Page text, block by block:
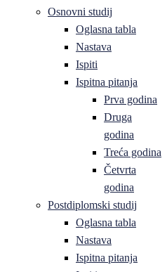
Osnovni studij
Oglasna tabla
Nastava
Ispiti
Ispitna pitanja
Prva godina
Druga
godina
Treća godina
Četvrta
godina
Postdiplomski studij
Oglasna tabla
Nastava
Ispitna pitanja